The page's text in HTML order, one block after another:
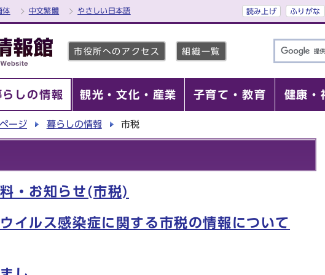
体 中文繁體 やさしい日本語 読み上げ ふりがな
市役所へのアクセス 組織一覧
らしの情報 観光・文化・産業 子育て・教育 健康・
ージ 暮らしの情報 市税
・お知らせ(市税)
イルス感染症に関する市税の情報について